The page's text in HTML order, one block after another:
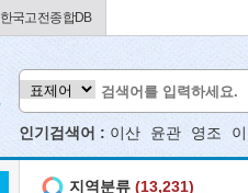
한국고전종합DB
인기검색어 : 이산 윤관 영조